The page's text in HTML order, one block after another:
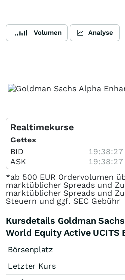
Volumen Analyse
Realtimekurse
Gettex
BID 19:38:27
ASK
19:38:27
*ab 500 EUR Ordervolumen
marktüblicher Spreads und
marktüblicher Spreads und
Steuern und ggf. SEC Gebühr
Kursdetails Goldman
World Equity Active UCITS
Börsenplatz
Letzter Kurs